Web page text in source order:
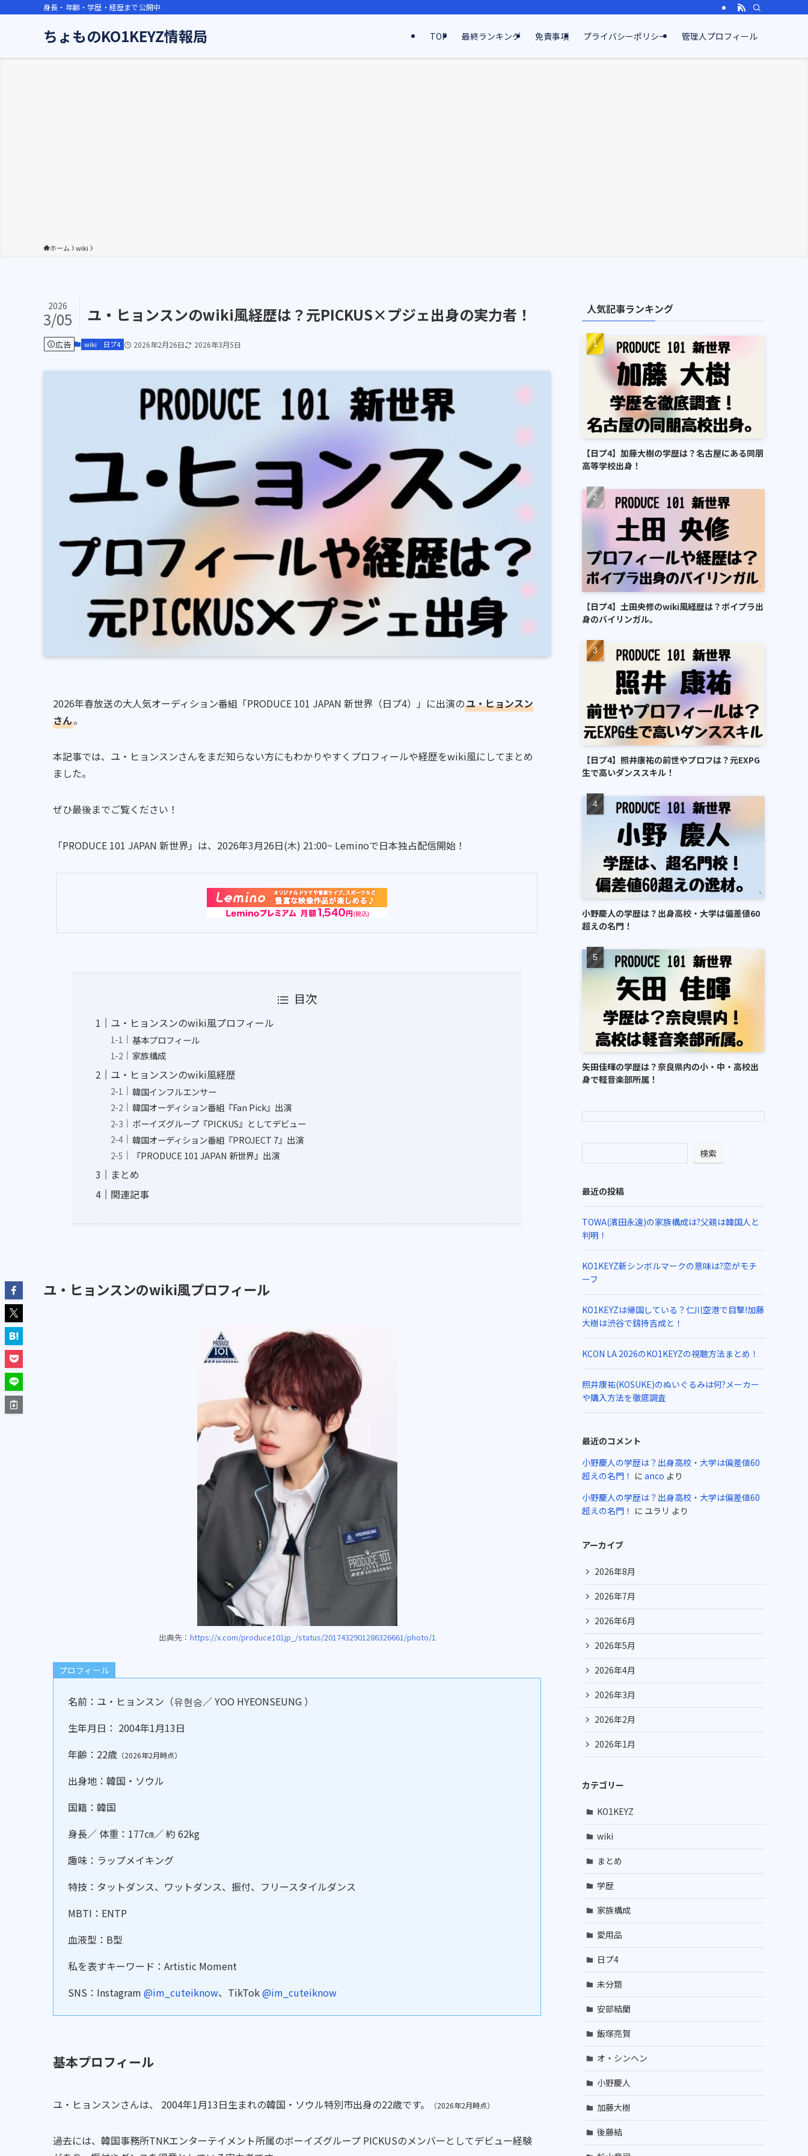
身長・年齢・学歴・経歴まで公開中
ちょものKO1KEYZ情報局 TOP 最終ランキング 免責事項 プライバシーポリシー 管理人プロフィール
ホーム wiki
ユ・ヒョンスンのwiki風経歴は？元PICKUS×プジェ出身の実力者！
2026
3/05
広告 wiki 日プ4 2026年2月26日 2026年3月5日
2026年春放送の大人気オーディション番組「PRODUCE 101 JAPAN 新世界（日プ4）」に出演のユ・ヒョンスン
さん。
本記事では、ユ・ヒョンスンさんをまだ知らない方にもわかりやすくプロフィールや経歴をwiki風にしてまとめ
ました。
ぜひ最後までご覧ください！
「PRODUCE 101 JAPAN 新世界」は、2026年3月26日(木) 21:00~ Leminoで日本独占配信開始！
目次
ユ・ヒョンスンのwiki風プロフィール
基本プロフィール
家族構成
ユ・ヒョンスンのwiki風経歴
韓国インフルエンサー
韓国オーディション番組『Fan Pick』出演
ボーイズグループ『PICKUS』としてデビュー
韓国オーディション番組『PROJECT 7』出演
『PRODUCE 101 JAPAN 新世界』出演
まとめ
関連記事
ユ・ヒョンスンのwiki風プロフィール
出典先： https://x.com/produce101jp_/status/2017432901286326661/photo/1
プロフィール
名前：ユ・ヒョンスン（유현승／ YOO HYEONSEUNG ）
生年月日： 2004年1月13日
年齢：22歳 （2026年2月時点）
出身地：韓国・ソウル
国籍：韓国
身長／ 体重：177㎝／ 約 62kg
趣味：ラップメイキング
特技：タットダンス、ワットダンス、振付、フリースタイルダンス
MBTI：ENTP
血液型：B型
私を表すキーワード：Artistic Moment
SNS：Instagram @im_cuteiknow、TikTok@im_cuteiknow
基本プロフィール
ユ・ヒョンスンさんは、 2004年1月13日生まれの韓国・ソウル特別市出身の22歳です。 （2026年2月時点）
過去には、韓国事務所TNKエンターテイメント所属のボーイズグループ PICKUSのメンバーとしてデビュー経験
人気記事ランキング
【日プ4】加藤大樹の学歴は？名古屋にある同朋
高等学校出身！
【日プ4】土田央修のwiki風経歴は？ボイプラ出
身のバイリンガル。
【日プ4】照井康祐の前世やプロフは？元EXPG
生で高いダンススキル！
小野慶人の学歴は？出身高校・大学は偏差値60
超えの名門！
矢田佳暉の学歴は？奈良県内の小・中・高校出
身で軽音楽部所属！
検索
最近の投稿
TOWA(濱田永遠)の家族構成は?父親は韓国人と
判明！
KO1KEYZ新シンボルマークの意味は?恋がモチ
ーフ
KO1KEYZは帰国している？仁川空港で目撃!加藤
大樹は渋谷で釼持吉成と！
KCON LA 2026のKO1KEYZの視聴方法まとめ！
照井康祐(KOSUKE)のぬいぐるみは何?メーカー
や購入方法を徹底調査
最近のコメント
小野慶人の学歴は？出身高校・大学は偏差値60
超えの名門！ に anco より
小野慶人の学歴は？出身高校・大学は偏差値60
超えの名門！ に ユラリ より
アーカイブ
2026年8月
2026年7月
2026年6月
2026年5月
2026年4月
2026年3月
2026年2月
2026年1月
カテゴリー
KO1KEYZ
wiki
まとめ
学歴
家族構成
愛用品
日プ4
未分類
安部結蘭
飯塚亮賀
オ・シンヘン
小野慶人
加藤大樹
後藤結